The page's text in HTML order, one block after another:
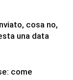
cosa no,
una data
come